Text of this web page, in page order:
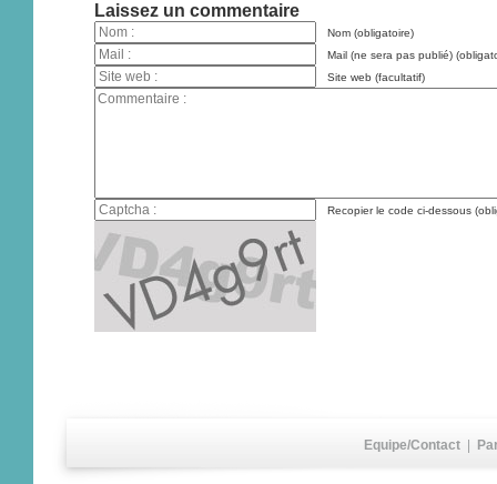
Laissez un commentaire
Nom (obligatoire)
Mail (ne sera pas publié)
Site web (facultatif)
Recopier le code ci-dessous
Equipe/Contact